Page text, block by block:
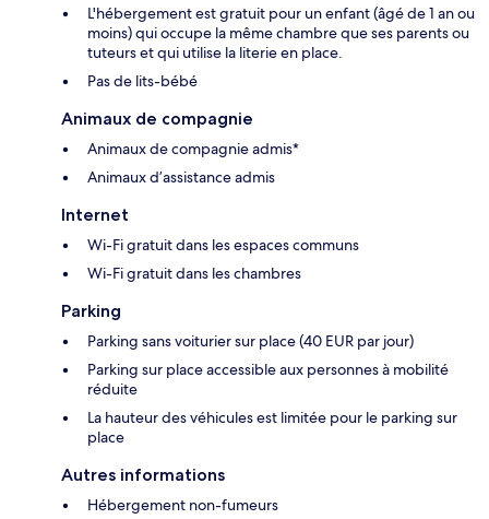
L'hébergement est gratuit pour un enfant (âgé de 1 an ou
moins) qui occupe la même chambre que ses parents ou
tuteurs et qui utilise la literie en place.
Pas de lits-bébé
Animaux de compagnie
Animaux de compagnie admis*
Animaux d’assistance admis
Internet
Wi-Fi gratuit dans les espaces communs
Wi-Fi gratuit dans les chambres
Parking
Parking sans voiturier sur place (40 EUR par jour)
Parking sur place accessible aux personnes à mobilité
réduite
La hauteur des véhicules est limitée pour le parking sur
place
Autres informations
Hébergement non-fumeurs